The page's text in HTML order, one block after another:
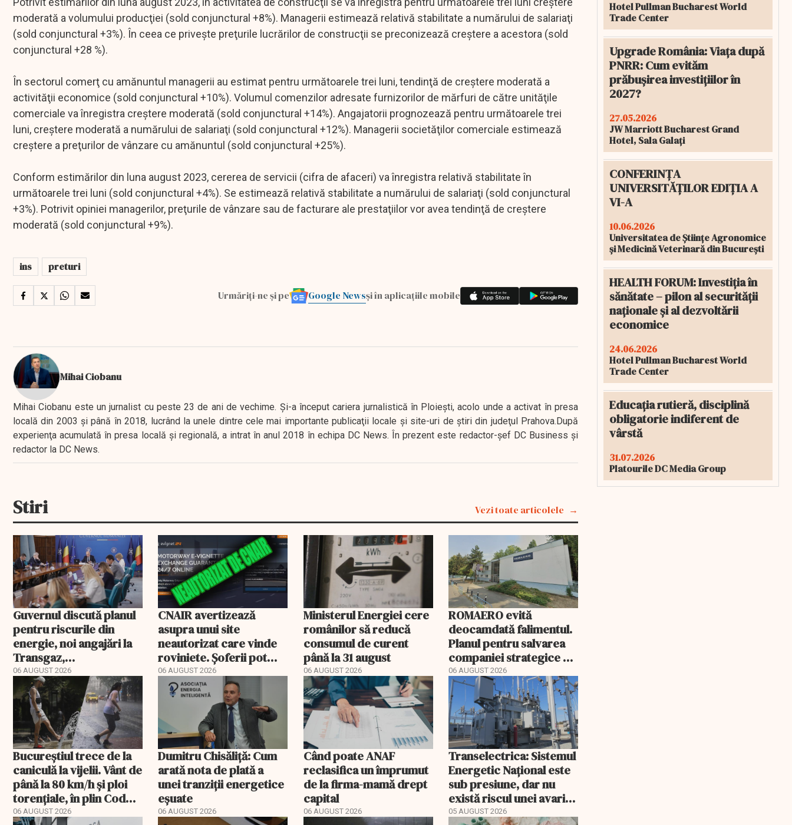
moderată a volumului producţiei (sold conjunctural +8%). Managerii estimează relativă stabilitate a numărului de salariaţi
(sold conjunctural +3%). În ceea ce priveşte preţurile lucrărilor de construcţii se preconizează creştere a acestora (sold
conjunctural +28 %).
În sectorul comerţ cu amănuntul managerii au estimat pentru următoarele trei luni, tendinţă de creştere moderată a
activităţii economice (sold conjunctural +10%). Volumul comenzilor adresate furnizorilor de mărfuri de către unităţile
comerciale va înregistra creştere moderată (sold conjunctural +14%). Angajatorii prognozează pentru următoarele trei
luni, creştere moderată a numărului de salariaţi (sold conjunctural +12%). Managerii societăţilor comerciale estimează
creştere a preţurilor de vânzare cu amănuntul (sold conjunctural +25%).
Conform estimărilor din luna august 2023, cererea de servicii (cifra de afaceri) va înregistra relativă stabilitate în
următoarele trei luni (sold conjunctural +4%). Se estimează relativă stabilitate a numărului de salariaţi (sold conjunctural
+3%). Potrivit opiniei managerilor, preţurile de vânzare sau de facturare ale prestaţiilor vor avea tendinţă de creştere
moderată (sold conjunctural +9%).
ins preturi
Urmăriți-ne și pe Google Newsși în aplicațiile mobile
Mihai Ciobanu
Mihai Ciobanu este un jurnalist cu peste 23 de ani de vechime. Şi-a început cariera jurnalistică în Ploieşti, acolo unde a activat în presa
locală din 2003 şi până în 2018, lucrând la unele dintre cele mai importante publicaţii locale şi site-uri de ştiri din judeţul Prahova.După
experienţa acumulată în presa locală şi regională, a intrat în anul 2018 în echipa DC News. În prezent este redactor-şef DC Business şi
redactor la DC News.
Stiri Vezi toate articolele
Guvernul discută planul
pentru riscurile din
energie, noi angajări la
Transgaz,
Transelectrica și
Hidroelectrica și
programul pentru di
06 AUGUST 2026
CNAIR avertizează
asupra unui site
neautorizat care vinde
roviniete. Șoferii pot
plăti și cu 186% mai mult
06 AUGUST 2026
Ministerul Energiei cere
românilor să reducă
consumul de curent
până la 31 august
06 AUGUST 2026
ROMAERO evită
deocamdată falimentul.
Planul pentru salvarea
companiei strategice a
fost confirmat
06 AUGUST 2026
Bucureștiul trece de la
caniculă la vijelii. Vânt de
până la 80 km/h și ploi
torențiale, în plin Cod
portocaliu
06 AUGUST 2026
Dumitru Chisăliță: Cum
arată nota de plată a
unei tranziții energetice
eșuate
06 AUGUST 2026
Când poate ANAF
reclasifica un împrumut
de la firma-mamă drept
capital
06 AUGUST 2026
Transelectrica: Sistemul
Energetic Național este
sub presiune, dar nu
există riscul unei avarii
majore
05 AUGUST 2026
Hotel Pullman Bucharest World
Trade Center
Upgrade România: Viața după
PNRR: Cum evităm
prăbușirea investițiilor în
2027?
27.05.2026
JW Marriott Bucharest Grand
Hotel, Sala Galați
CONFERINȚA
UNIVERSITĂȚILOR EDIȚIA A
VI-A
10.06.2026
Universitatea de Științe Agronomice
și Medicină Veterinară din București
HEALTH FORUM: Investiția în
sănătate – pilon al securității
naționale și al dezvoltării
economice
24.06.2026
Hotel Pullman Bucharest World
Trade Center
Educația rutieră, disciplină
obligatorie indiferent de
vârstă
31.07.2026
Platourile DC Media Group